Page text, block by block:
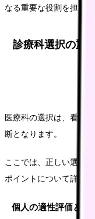
なる重要な役割を担って
診療科選択の重
医療科の選択は、看護
断となります。
ここでは、正しい選択
ポイントについて詳しく
個人の適性評価と自